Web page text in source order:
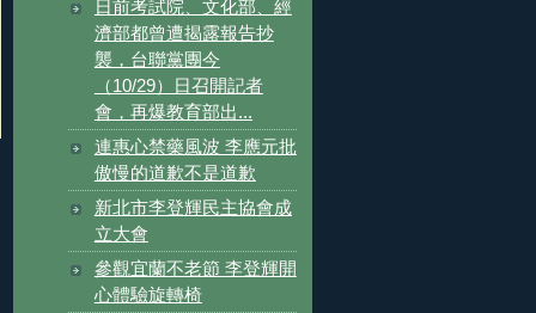
日前考試院、文化部、經
濟部都曾遭揭露報告抄
襲，台聯黨團今
（10/29）日召開記者
會，再爆教育部出...
連惠心禁藥風波 李應元批
傲慢的道歉不是道歉
新北市李登輝民主協會成
立大會
參觀宜蘭不老節 李登輝開
心體驗旋轉椅